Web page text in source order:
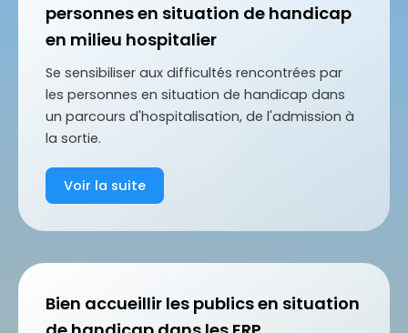
personnes en situation de handicap
en milieu hospitalier
Se sensibiliser aux difficultés rencontrées par
les personnes en situation de handicap dans
un parcours d'hospitalisation, de l'admission à
la sortie.
Voir la suite
Bien accueillir les publics en situation